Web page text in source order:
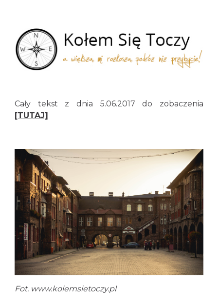
Cały tekst z dnia 5.06.2017 do zobaczenia
[TUTAJ]
Fot. www.kolemsietoczy.pl